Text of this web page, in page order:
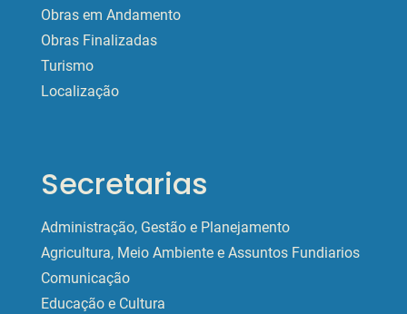
Obras em Andamento
Obras Finalizadas
Turismo
Localização
Secretarias
Administração, Gestão e Planejamento
Agricultura, Meio Ambiente e Assuntos Fundiarios
Comunicação
Educação e Cultura